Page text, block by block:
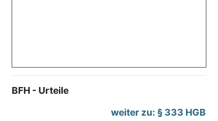
BFH - Urteile
weiter zu: § 333 HGB